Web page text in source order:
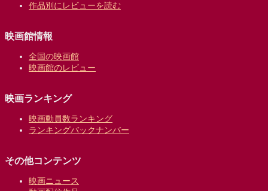
作品別にレビューを読む
映画館情報
全国の映画館
映画館のレビュー
映画ランキング
映画動員数ランキング
ランキングバックナンバー
その他コンテンツ
映画ニュース